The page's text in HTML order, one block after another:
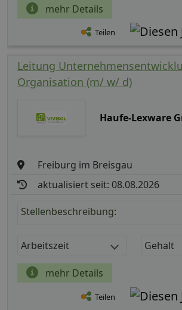
mehr Details
Teilen
Leitung
Organisation (m/ w/ d)
Haufe-Lexware
Freiburg im Breisgau
aktualisiert seit: 08.08.2026
Stellenbeschreibung:
Arbeitszeit Gehalt
mehr Details
Teilen